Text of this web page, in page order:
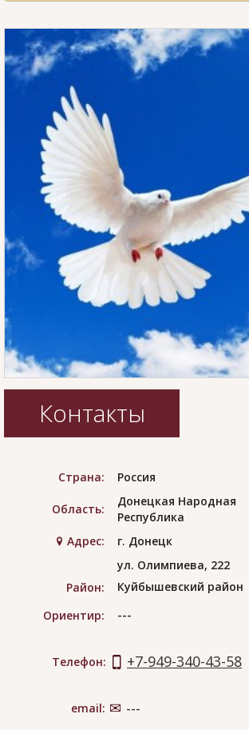
Контакты
Страна: Россия
Область:
Донецкая Народная
Республика
Адрес:
г. Донецк
ул. Олимпиева, 222
Район:
Куйбышевский район
Ориентир:
---
Телефон: +7-949-340-43-58
email: ---